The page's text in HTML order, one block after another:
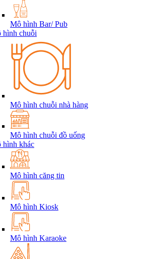
Mô hình Bar/ Pub
hình chuỗi
Mô hình chuỗi nhà hàng
Mô hình chuỗi đồ uống
hình khác
Mô hình căng tin
Mô hình Kiosk
Mô hình Karaoke